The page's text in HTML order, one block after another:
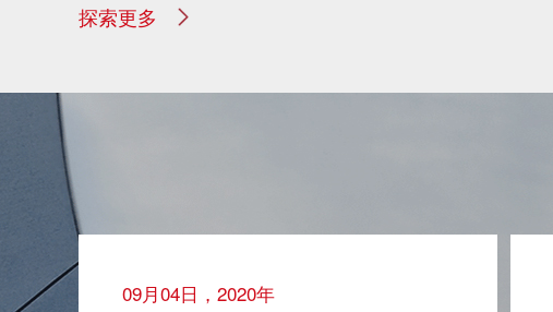
探索更多
09月04日，2020年